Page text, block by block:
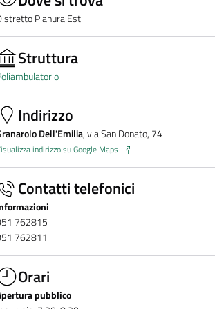
Pianura Est
Struttura
Indirizzo
Dell'Emilia, via San Donato, 74
indirizzo su Google Maps
Contatti telefonici
762815
762811
Orari
pubblico